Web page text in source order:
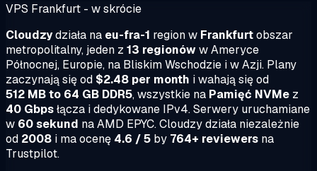
VPS Frankfurt - w skrócie
Cloudzydziała na eu-fra-1 region w Frankfurtobszar
metropolitalny, jeden z 13 regionóww Ameryce
Północnej, Europie, na Bliskim Wschodzie i w Azji. Plany
zaczynają się od $2.48 per month i wahają się od
512 MB to 64 GB DDR5, wszystkie na Pamięć NVMe z
40 Gbpsłącza i dedykowane IPv4. Serwery uruchamiane
w 60 sekund na AMD EPYC. Cloudzy działa niezależnie
od 2008 i ma ocenę 4.6 / 5 by 764+ reviewers na
Trustpilot.